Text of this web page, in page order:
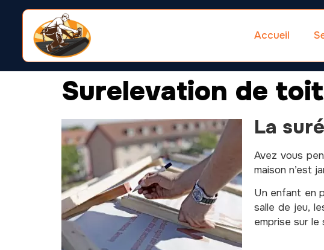
Accueil
Surelevation de
La
Avez vous
maison n’est
Un enfant en
salle de jeu,
emprise sur le